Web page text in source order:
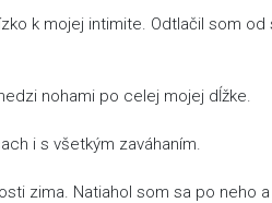
k mojej intimite. Odtlačil som
nohami po celej mojej dĺžke.
i s všetkým zaváhaním.
zima. Natiahol som sa po neho